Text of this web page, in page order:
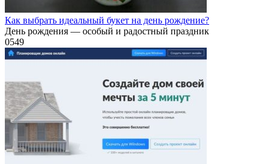
Как выбрать идеальный букет на день рождение?
День рождения — особый и радостный праздник
0549